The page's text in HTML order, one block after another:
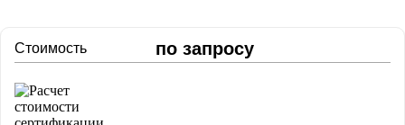
Стоимость по запросу